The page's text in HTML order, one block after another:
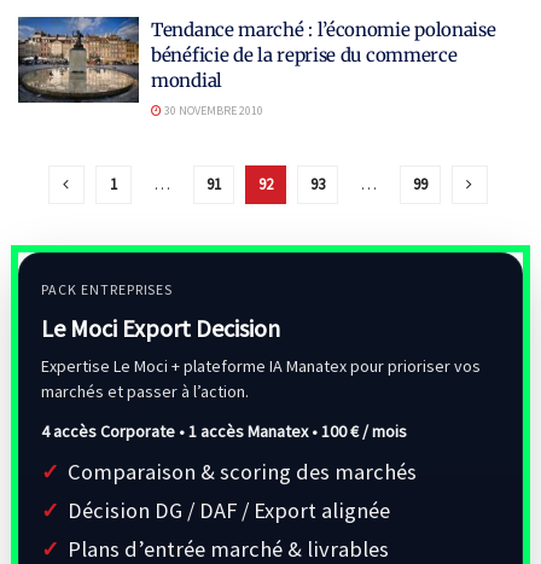
Tendance marché : l’économie polonaise
bénéficie de la reprise du commerce
mondial
30 NOVEMBRE 2010
1 … 91 92 93 … 99
PACK ENTREPRISES
Le Moci Export Decision
Expertise Le Moci + plateforme IA Manatex pour prioriser vos
marchés et passer à l’action.
4 accès Corporate • 1 accès Manatex •100 € / mois
Comparaison & scoring des marchés
Décision DG / DAF / Export alignée
Plans d’entrée marché & livrables